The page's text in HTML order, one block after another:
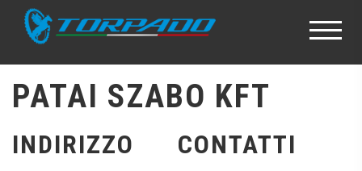
PATAI SZABO KFT
INDIRIZZO CONTATTI